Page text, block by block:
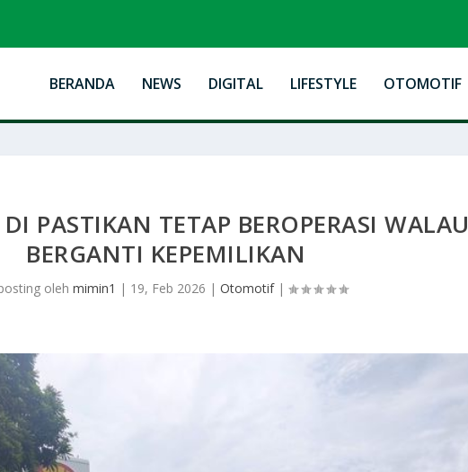
BERANDA NEWS DIGITAL LIFESTYLE OTOMOTIF
PASTIKAN TETAP BEROPERASI WALAU
BERGANTI KEPEMILIKAN
oleh mimin1 | 19, Feb 2026 | Otomotif|